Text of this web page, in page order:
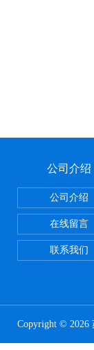
公司介绍
公司介绍
在线留言
联系我们
Copyright © 2026